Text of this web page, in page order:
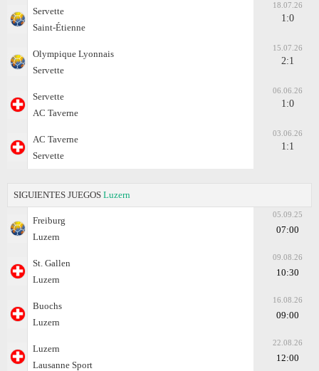
Servette
Saint-Étienne
18.07.26
1:0
Olympique Lyonnais
Servette
15.07.26
2:1
Servette
AC Taverne
06.06.26
1:0
AC Taverne
Servette
03.06.26
1:1
SIGUIENTES JUEGOS Luzern
Freiburg
Luzern
05.09.25
07:00
St. Gallen
Luzern
09.08.26
10:30
Buochs
Luzern
16.08.26
09:00
Luzern
Lausanne Sport
22.08.26
12:00